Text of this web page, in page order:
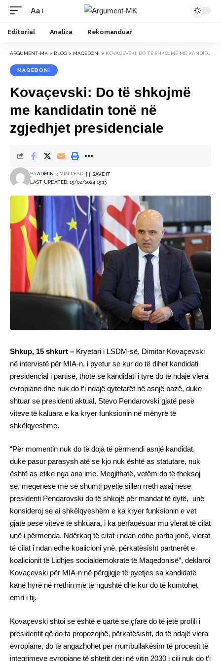
Font
Resizer
Aa
Editorial Analiza Rekomanduar
ARGUMENT-MK > BLOG > MAQEDONI > KOVAÇEVSKI: DO TË SHKOJMË ME KANDIDATIN TONË NË ZGJEDHJET PRESIDENCIALE
MAQEDONI
Kovaçevski: Do të shkojmë
me kandidatin tonë në
zgjedhjet presidenciale
LAST UPDATED: 15/02/2024 15:13
BYADMIN 3 MIN READ
Shkup, 15 shkurt – Kryetari i LSDM-së, Dimitar Kovaçevski
në intervistë për MIA-n, i pyetur se kur do të dihet kandidati
presidencial i partisë, thotë se kandidati i tyre do të ndajë vlera
evropiane dhe nuk do t’i ndajë qytetarët në asnjë bazë, duke
shtuar se presidenti aktual, Stevo Pendarovski gjatë pesë
viteve të kaluara e ka kryer funksionin në mënyrë të
shkëlqyeshme.
“Për momentin nuk do të doja të përmendi asnjë kandidat,
duke pasur parasysh atë se kjo nuk është as statutare, nuk
është as etike nga ana ime. Megjithatë, vetëm do të theksoj
se, meqenëse më së shumti pyetje sillen rreth asaj nëse
presidenti Pendarovski do të shkojë për mandat të dytë, unë
konsideroj se ai shkëlqyeshëm e ka kryer funksionin e vet
gjatë pesë viteve të shkuara, i ka përfaqësuar mu vlerat të cilat
unë i përmenda. Ndërkaq të citat i ndan edhe partia jonë, vlerat
të cilat i ndan edhe koalicioni ynë, përkatësisht partnerët e
koalicionit të Lidhjes socialdemokrate të Maqedonisë”, deklaroi
Kovaçevski për MIA-n në përgjigje të pyetjes sa kandidatë
kanë hyrë në rrethin më të ngushtë dhe kur do të kumtohet
emri i tij.
Kovaçevski shtoi se është e qartë se çfarë do të jetë profili i
presidentit që do ta propozojnë, përkatësisht, do të ndajë vlera
evropiane, do të angazhohet për rrumbullakësim të procesit të
integrimeve evropiane të shtetit deri në vitin 2030 i cili nuk do t’i